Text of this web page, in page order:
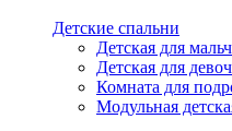
Детские спальни
Детская для
Детская для
Комната для
Модульная